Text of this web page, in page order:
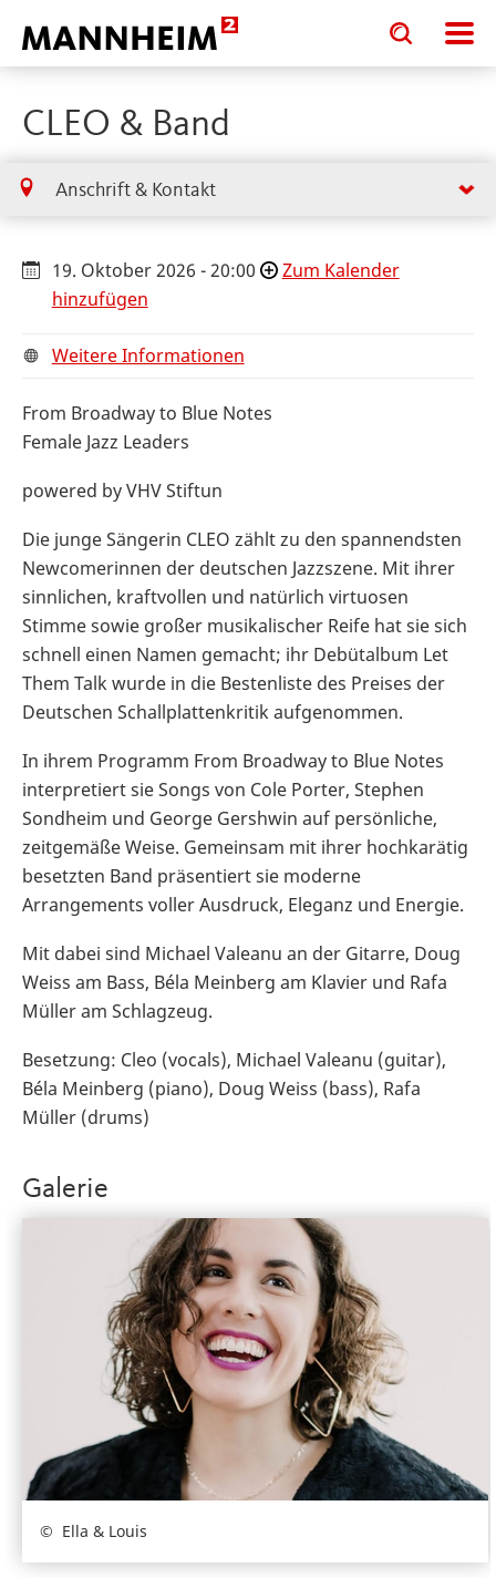
Toggle
search
input
Toggle
search
input
CLEO & Band
Anschrift & Kontakt
19. Oktober 2026 - 20:00
Zum Kalender
hinzufügen
Weitere Informationen
From Broadway to Blue Notes
Female Jazz Leaders
powered by VHV Stiftun
Die junge Sängerin CLEO zählt zu den spannendsten
Newcomerinnen der deutschen Jazzszene. Mit ihrer
sinnlichen, kraftvollen und natürlich virtuosen
Stimme sowie großer musikalischer Reife hat sie sich
schnell einen Namen gemacht; ihr Debütalbum Let
Them Talk wurde in die Bestenliste des Preises der
Deutschen Schallplattenkritik aufgenommen.
In ihrem Programm From Broadway to Blue Notes
interpretiert sie Songs von Cole Porter, Stephen
Sondheim und George Gershwin auf persönliche,
zeitgemäße Weise. Gemeinsam mit ihrer hochkarätig
besetzten Band präsentiert sie moderne
Arrangements voller Ausdruck, Eleganz und Energie.
Mit dabei sind Michael Valeanu an der Gitarre, Doug
Weiss am Bass, Béla Meinberg am Klavier und Rafa
Müller am Schlagzeug.
Besetzung: Cleo (vocals), Michael Valeanu (guitar),
Béla Meinberg (piano), Doug Weiss (bass), Rafa
Müller (drums)
Galerie
Ella & Louis